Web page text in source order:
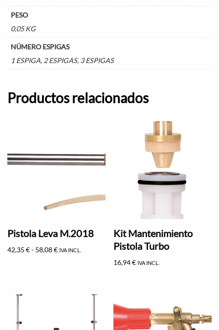
PESO
0,05 KG
NÚMERO ESPIGAS
1 ESPIGA, 2 ESPIGAS, 3 ESPIGAS
Productos relacionados
Pistola Leva M.2018
42,35 €- 58,08€ IVA INCL.
Kit Mantenimiento
Pistola Turbo
16,94€ IVA INCL.